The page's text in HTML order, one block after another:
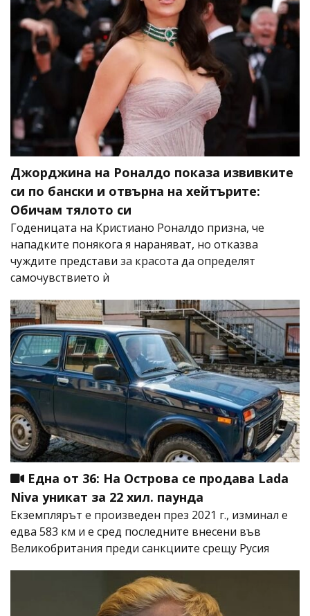
Джорджина на Роналдо показа извивките
си по бански и отвърна на хейтърите:
Обичам тялото си
Годеницата на Кристиано Роналдо призна, че
нападките понякога я нараняват, но отказва
чуждите представи за красота да определят
самочувствието ѝ
Една от 36: На Острова се продава Lada
Niva уникат за 22 хил. паунда
Екземплярът е произведен през 2021 г., изминал е
едва 583 км и е сред последните внесени във
Великобритания преди санкциите срещу Русия